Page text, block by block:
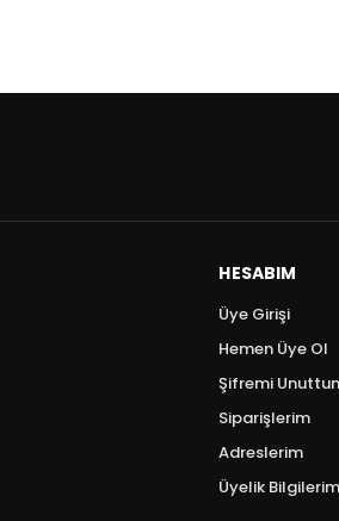
HESABIM
Üye Girişi
Hemen Üye Ol
Şifremi
Siparişlerim
Adreslerim
Üyelik Bilgilerim